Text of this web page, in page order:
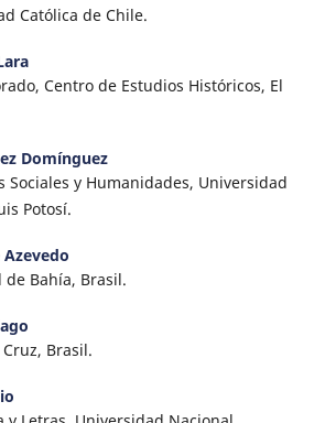
Católica de Chile.
Centro de Estudios Históricos, El
Domínguez
Sociales y Humanidades, Universidad
Potosí.
Bahía, Brasil.
Brasil.